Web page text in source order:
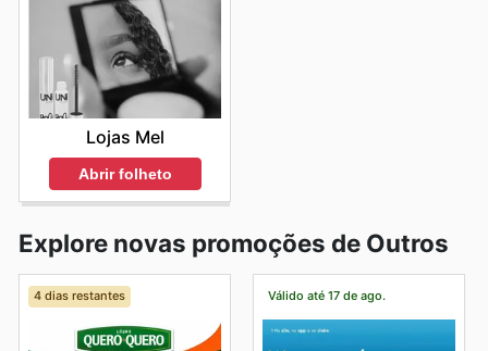
Lojas Mel
Abrir folheto
Explore novas promoções de Outros
4 dias restantes Válido até 17 de ago.